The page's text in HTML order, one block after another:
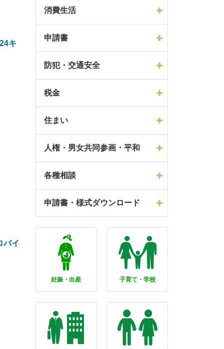
キ
バイ
消費生活
申請書
防犯・交通安全
税金
住まい
人権・男女共同参画・平和
各種相談
申請書・様式ダウンロード
妊娠・出産 子育て・学校